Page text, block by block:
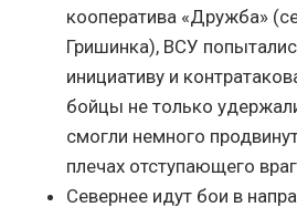
кооператива «Дружба»
Гришинка), ВСУ
инициативу и
бойцы не только
смогли немного
плечах отступающего
Севернее идут бои в